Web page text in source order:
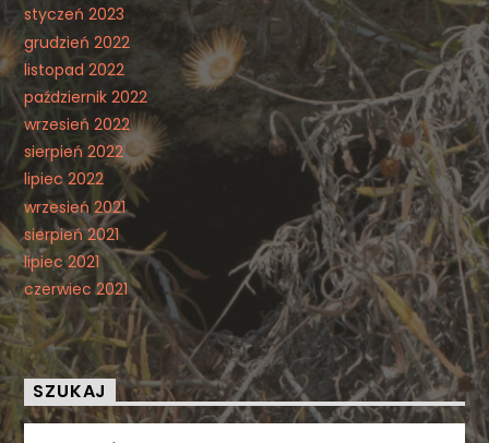
styczeń 2023
grudzień 2022
listopad 2022
październik 2022
wrzesień 2022
sierpień 2022
lipiec 2022
wrzesień 2021
sierpień 2021
lipiec 2021
czerwiec 2021
SZUKAJ